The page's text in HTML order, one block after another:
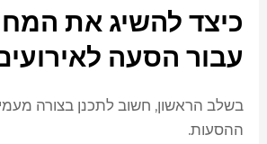
כיצד להשיג את
עבור הסעה
בשלב הראשון, חשוב לתכנן בצורה
ההסעות.